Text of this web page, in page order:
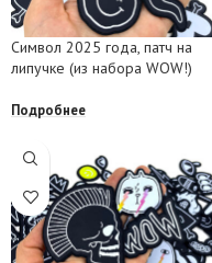
Символ 2025 года, патч на
липучке (из набора WOW!)
Подробнее